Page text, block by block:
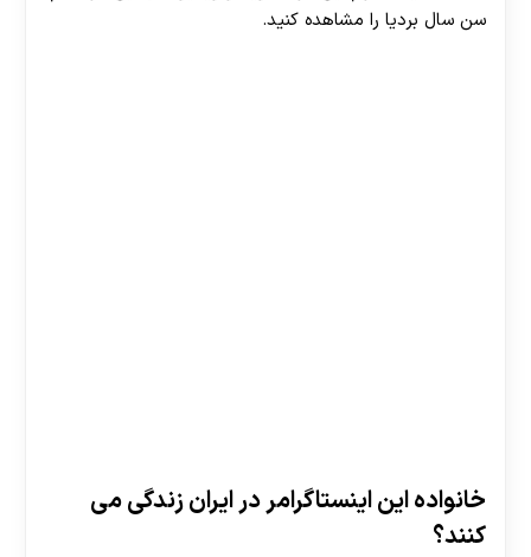
سن سال بردیا را مشاهده کنید.
خانواده این اینستاگرامر در ایران زندگی می
کنند؟